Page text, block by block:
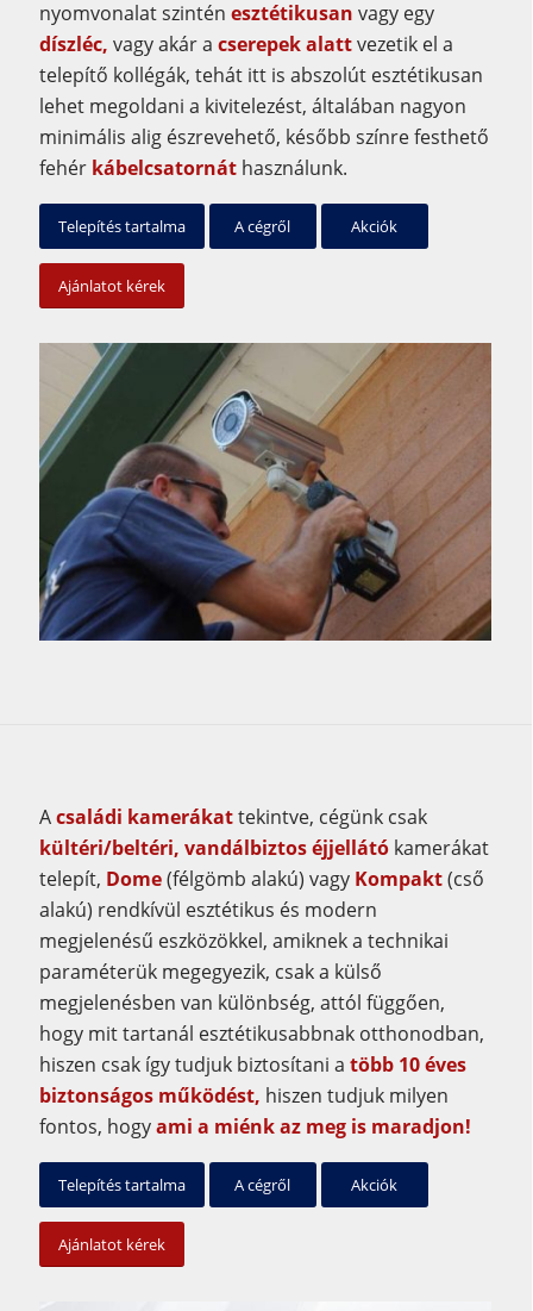
nyomvonalat szintén esztétikusan vagy egy
díszléc, vagy akár a cserepek alattvezetik el a
telepítő kollégák, tehát itt is abszolút esztétikusan
lehet megoldani a kivitelezést, általában nagyon
minimális alig észrevehető, később színre festhető
fehér kábelcsatornát használunk.
Telepítés tartalma A cégről Akciók
Ajánlatot kérek
Acsaládi kamerákattekintve, cégünk csak
kültéri/beltéri, vandálbiztos éjjellátókamerákat
telepít, Dome(félgömb alakú) vagy Kompakt(cső
alakú) rendkívül esztétikus és modern
megjelenésű eszközökkel, amiknek a technikai
paraméterük megegyezik, csak a külső
megjelenésben van különbség, attól függően,
hogy mit tartanál esztétikusabbnak otthonodban,
hiszen csak így tudjuk biztosítani a több 10 éves
biztonságos működést, hiszen tudjuk milyen
fontos, hogyami a miénk az meg is maradjon!
Telepítés tartalma A cégről Akciók
Ajánlatot kérek